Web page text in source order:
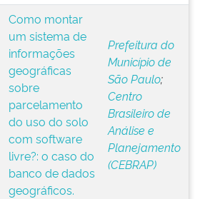
Como montar
um sistema de
informações
geográficas
sobre
parcelamento
do uso do solo
com software
livre?: o caso do
banco de dados
geográficos.
Prefeitura do
Município de
São Paulo;
Centro
Brasileiro de
Análise e
Planejamento
(CEBRAP)